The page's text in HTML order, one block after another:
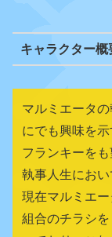
キャラクター概
マルミエータ
にでも興味を
フランキーを
執事人生にお
現在マルミエ
組合のチラシ